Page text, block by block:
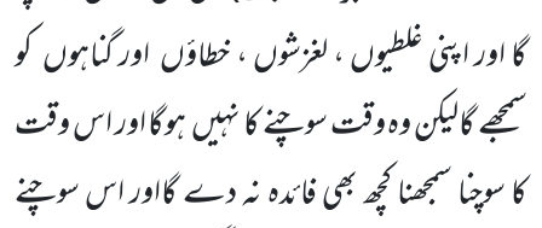
گا اور اپنی غلطیوں ، لغزشوں ، خطاؤںاور گناہوںکو
سمجھے گالیکن وہ وقت سوچنے کا نہیںہوگا اور اس وقت
کا سوچنا سمجھنا کچھ بھی فائدہ نہ دے گااور اس سوچنے